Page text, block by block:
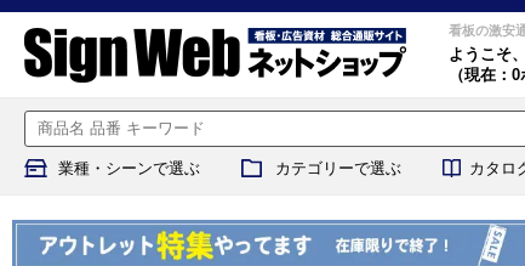
看板の激安
ようこそ、
（現在：0
業種・シーンで選ぶ カテゴリーで選ぶ カタロ